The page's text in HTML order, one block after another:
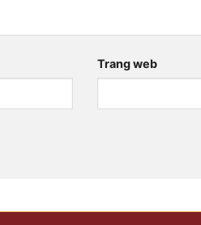
Trang web